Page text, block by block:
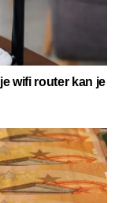
wifi router kan je